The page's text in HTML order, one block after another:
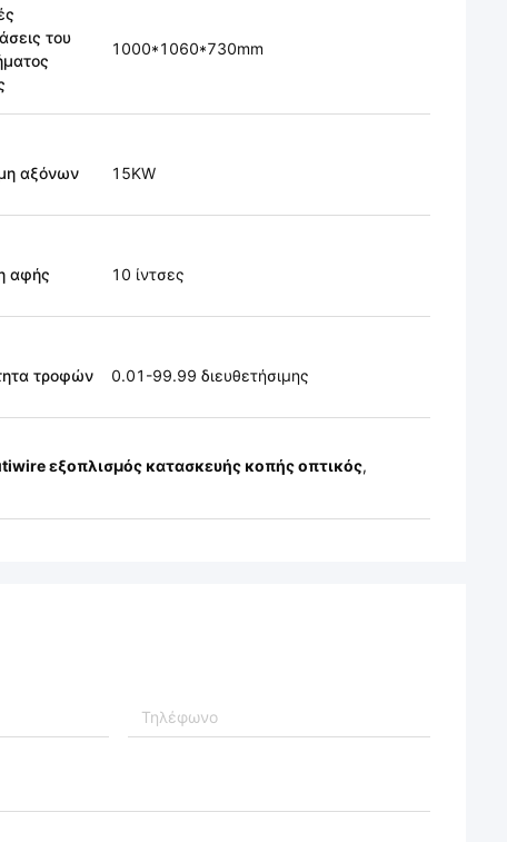
του
1000*1060*730mm
αξόνων 15KW
αφής 10 ίντσες
τροφών 0.01-99.99 διευθετήσιμης
εξοπλισμός κατασκευής κοπής οπτικός,